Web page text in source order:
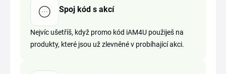
Spoj kód s akcí
Nejvíc ušetříš, když promo kód iAM4U použiješ na
produkty, které jsou už zlevněné v probíhající akci.